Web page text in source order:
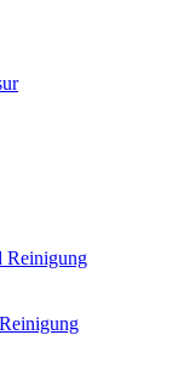
Reinigung